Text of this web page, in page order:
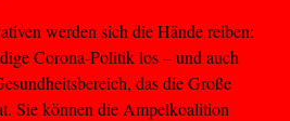
werden sich die Hände reiben:
Corona-Politik los – und auch
das die Große
Sie können die Ampelkoalition